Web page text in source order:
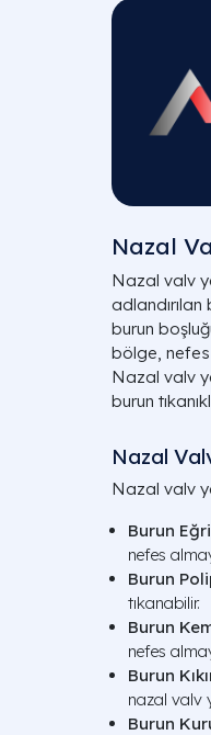
Nazal
Nazal valv
burun
bölge, nefes
Nazal valv
burun
Nazal
Nazal valv
Burun
nefes
Burun
tıkanabilir.
Burun
nefes
Burun
nazal valv
Burun